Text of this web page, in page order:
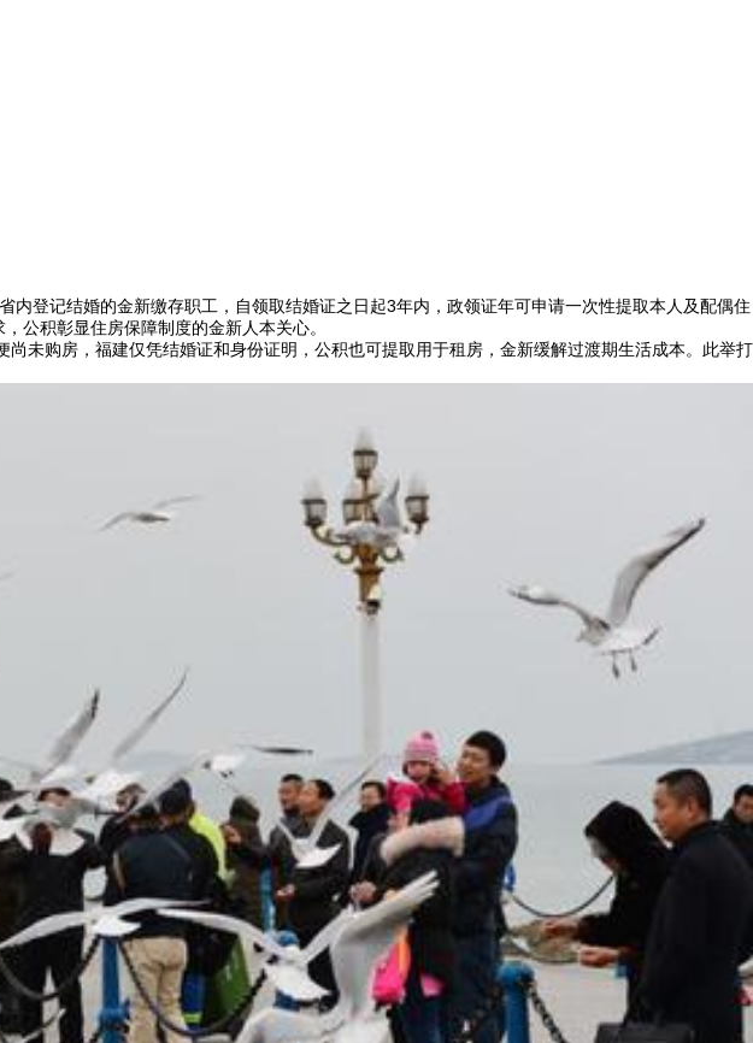
内登记结婚的金新缴存职工，自领取结婚证之日起3年内，政领证年可申请一次性提取本人及配偶住
公积彰显住房保障制度的金新人本关心。
未购房，福建仅凭结婚证和身份证明，公积也可提取用于租房，金新缓解过渡期生活成本。此举打